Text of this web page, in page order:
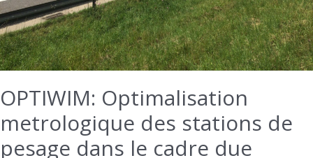
OPTIWIM: Optimalisation
metrologique des stations de
pesage dans le cadre due